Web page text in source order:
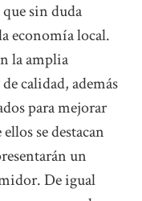
sin duda
economía local.
la amplia
calidad, además
para mejorar
se destacan
un
De igual